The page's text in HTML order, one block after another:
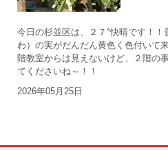
今日の杉並区は、２７°快晴です！
わ）の実がだんだん黄色く色付いて
階教室からは見えないけど、２階の
てくださいね～！！
2026年05月25日